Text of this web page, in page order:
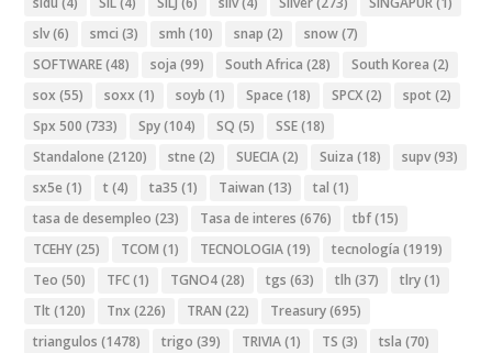
slv(6) smci (3) smh (10) snap (2) snow(7)
SOFTWARE(48) soja (99) South Africa (28) South Korea (2)
sox (55) soxx (1) soyb (1) Space (18) SPCX(2) spot (2)
Spx 500 (733) Spy(104) SQ (5) SSE(18)
Standalone (2120) stne (2) SUECIA(2) Suiza (18) supv(93)
sx5e (1) t (4) ta35 (1) Taiwan (13) tal (1)
tasa de desempleo (23) Tasa de interes (676) tbf(15)
TCEHY(25) TCOM (1) TECNOLOGIA(19) tecnología (1919)
Teo (50) TFC(1) TGNO4(28) tgs (63) tlh (37) tlry(1)
Tlt (120) Tnx (226) TRAN (22) Treasury(695)
triangulos (1478) trigo (39) TRIVIA(1) TS (3) tsla (70)